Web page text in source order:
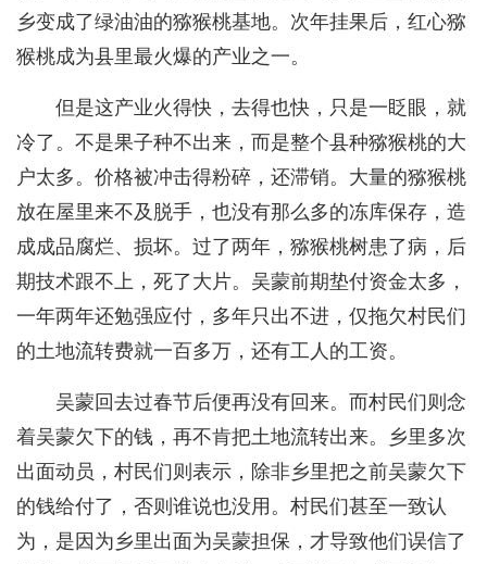
乡变成了绿油油的猕猴桃基地。次年挂果后，红心猕
猴桃成为县里最火爆的产业之一。
但是这产业火得快，去得也快，只是一眨眼，就
冷了。不是果子种不出来，而是整个县种猕猴桃的大
户太多。价格被冲击得粉碎，还滞销。大量的猕猴桃
放在屋里来不及脱手，也没有那么多的冻库保存，造
成成品腐烂、损坏。过了两年，猕猴桃树患了病，后
期技术跟不上，死了大片。吴蒙前期垫付资金太多，
一年两年还勉强应付，多年只出不进，仅拖欠村民们
的土地流转费就一百多万，还有工人的工资。
吴蒙回去过春节后便再没有回来。而村民们则念
着吴蒙欠下的钱，再不肯把土地流转出来。乡里多次
出面动员，村民们则表示，除非乡里把之前吴蒙欠下
的钱给付了，否则谁说也没用。村民们甚至一致认
为，是因为乡里出面为吴蒙担保，才导致他们误信了